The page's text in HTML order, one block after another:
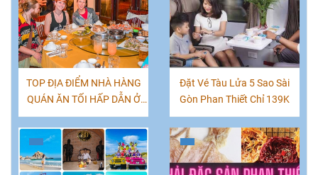
TOP ĐỊA ĐIỂM NHÀ HÀNG
QUÁN ĂN TỐI HẤP DẪN Ở
MŨI NÉ PHAN THIẾT
Đặt Vé Tàu Lửa 5 Sao Sài
Gòn Phan Thiết Chỉ 139K